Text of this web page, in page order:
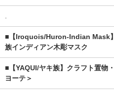
■【Iroquois/Huron-Indian Mask
族インディアン木彫マスク
■【YAQUI/ヤキ族】クラフト置物
ヨーテ＞